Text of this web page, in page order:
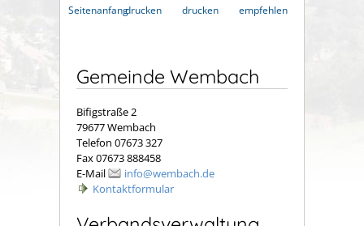
Seitenanfangdrucken
drucken
empfehlen
Gemeinde Wembach
Bifigstraße 2
79677 Wembach
Telefon 07673 327
Fax 07673 888458
E-Mail
info@wembach.de
Kontaktformular